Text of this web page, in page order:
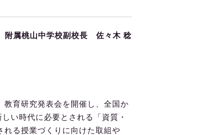
附属桃山中学校副校長 佐々木 稔
育研究発表会を開催し、全国か
い時代に必要とされる「資質・
れる授業づくりに向けた取組や